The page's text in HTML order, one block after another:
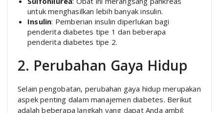
untuk menghasilkan lebih banyak insulin.
Insulin: Pemberian insulin diperlukan bagi
penderita diabetes tipe 1 dan beberapa
penderita diabetes tipe 2.
2. Perubahan Gaya Hidup
Selain pengobatan, perubahan gaya hidup merupakan
aspek penting dalam manajemen diabetes. Berikut
adalah beberapa langkah yang dapat Anda ambil: